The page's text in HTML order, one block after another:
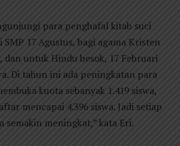
para penghafal kitab suci
17 Agustus, bagi agama Kristen
dan untuk Hindu besok, 17 Februari
Di tahun ini ada peningkatan para
kuota sebanyak 1.419 siswa,
mencapai 4.396 siswa. Jadi setiap
semakin meningkat,” kata Eri.